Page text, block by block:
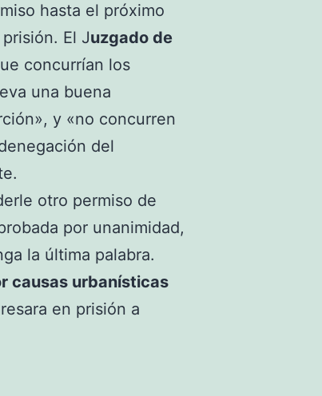
hasta el próximo
El Juzgado de
concurrían los
una buena
y «no concurren
del
otro permiso de
por unanimidad,
la última palabra.
causas urbanísticas
en prisión a